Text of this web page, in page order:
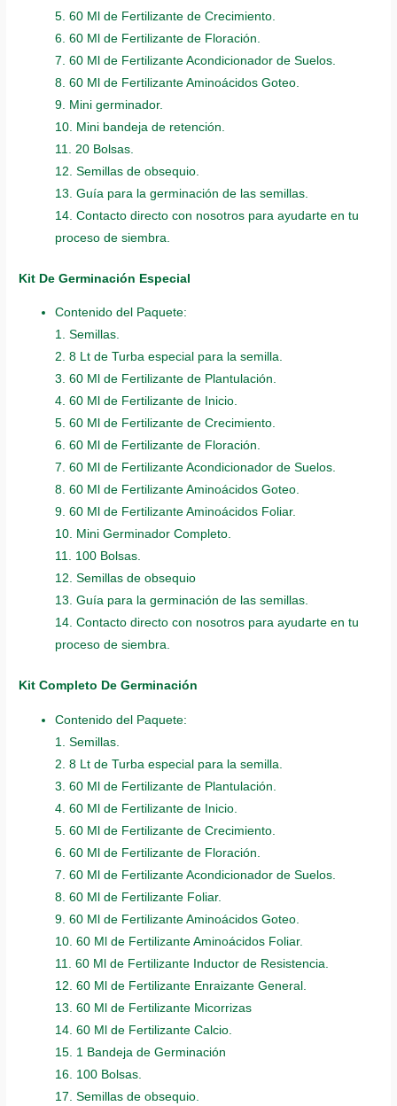
5. 60 Ml de Fertilizante de Crecimiento.
6. 60 Ml de Fertilizante de Floración.
7. 60 Ml de Fertilizante Acondicionador de Suelos.
8. 60 Ml de Fertilizante Aminoácidos Goteo.
9. Mini germinador.
10. Mini bandeja de retención.
11. 20 Bolsas.
12. Semillas de obsequio.
13. Guía para la germinación de las semillas.
14. Contacto directo con nosotros para ayudarte en tu
proceso de siembra.
Kit De Germinación Especial
Contenido del Paquete:
1. Semillas.
2. 8 Lt de Turba especial para la semilla.
3. 60 Ml de Fertilizante de Plantulación.
4. 60 Ml de Fertilizante de Inicio.
5. 60 Ml de Fertilizante de Crecimiento.
6. 60 Ml de Fertilizante de Floración.
7. 60 Ml de Fertilizante Acondicionador de Suelos.
8. 60 Ml de Fertilizante Aminoácidos Goteo.
9. 60 Ml de Fertilizante Aminoácidos Foliar.
10. Mini Germinador Completo.
11. 100 Bolsas.
12. Semillas de obsequio
13. Guía para la germinación de las semillas.
14. Contacto directo con nosotros para ayudarte en tu
proceso de siembra.
Kit Completo De Germinación
Contenido del Paquete:
1. Semillas.
2. 8 Lt de Turba especial para la semilla.
3. 60 Ml de Fertilizante de Plantulación.
4. 60 Ml de Fertilizante de Inicio.
5. 60 Ml de Fertilizante de Crecimiento.
6. 60 Ml de Fertilizante de Floración.
7. 60 Ml de Fertilizante Acondicionador de Suelos.
8. 60 Ml de Fertilizante Foliar.
9. 60 Ml de Fertilizante Aminoácidos Goteo.
10. 60 Ml de Fertilizante Aminoácidos Foliar.
11. 60 Ml de Fertilizante Inductor de Resistencia.
12. 60 Ml de Fertilizante Enraizante General.
13. 60 Ml de Fertilizante Micorrizas
14. 60 Ml de Fertilizante Calcio.
15. 1 Bandeja de Germinación
16. 100 Bolsas.
17. Semillas de obsequio.